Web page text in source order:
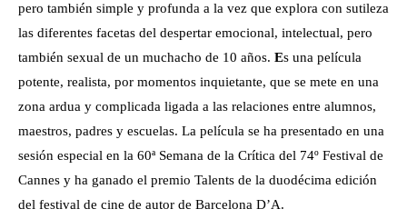
pero también simple y profunda a la vez que explora con sutileza
las diferentes facetas del despertar emocional, intelectual, pero
también sexual de un muchacho de 10 años. Es una película
potente, realista, por momentos inquietante, que se mete en una
zona ardua y complicada ligada a las relaciones entre alumnos,
maestros, padres y escuelas. La película se ha presentado en una
sesión especial en la 60ª Semana de la Crítica del 74º Festival de
Cannes y ha ganado el premio Talents de la duodécima edición
del festival de cine de autor de Barcelona D’A.